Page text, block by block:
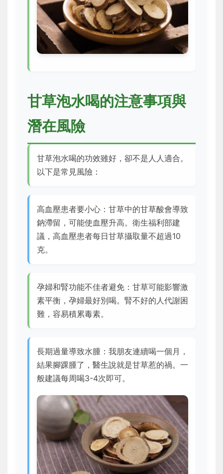
甘草泡水喝的注意事項與
潛在風險
甘草泡水喝的功效雖好，卻不是人人適合。
以下是常見風險：
高血壓患者要小心：甘草中的甘草酸會導致
鈉滯留，可能使血壓升高。衛生福利部建
議，高血壓患者每日甘草攝取量不超過10
克。
孕婦和腎功能不佳者避免：甘草可能影響激
素平衡，孕婦最好別喝。腎不好的人代謝困
難，容易積累毒素。
長期過量導致水腫：我朋友連續喝一個月，
結果腳踝腫了，醫生說就是甘草惹的禍。一
般建議每周喝3-4次即可。